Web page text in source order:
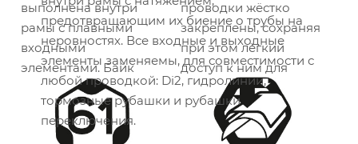
предотвращающим их биение о трубы на
неровностях. Все входные и выходные
элементы заменяемы, для совместимости с
любой проводкой: Di2, гидролинии,
тормозные рубашки и рубашки
переключения.
выполнена внутри
рамы с плавными
входными
элементами. Байк
выглядит аккуратно, а
проводка полностью
защищена от влаги и
проводки жёстко
закреплены, сохраняя
при этом лёгкий
доступ к ним для
обслуживания.